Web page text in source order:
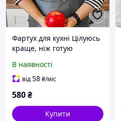
Фартух для кухні Цілуюсь
краще, ніж готую
В наявності
від58₴/міс
580₴
Купити